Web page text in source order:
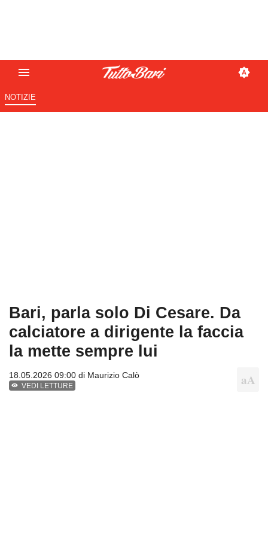
NOTIZIE
Bari, parla solo Di Cesare. Da
calciatore a dirigente la faccia
la mette sempre lui
18.05.2026 09:00 di Maurizio Calò
VEDI LETTURE